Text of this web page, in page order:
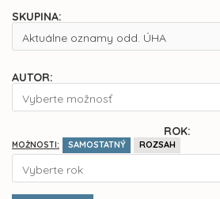
SKUPINA:
Aktuálne oznamy odd. ÚHA
AUTOR:
Vyberte možnosť
ROK:
MOŽNOSTI: SAMOSTATNÝ ROZSAH
Vyberte rok